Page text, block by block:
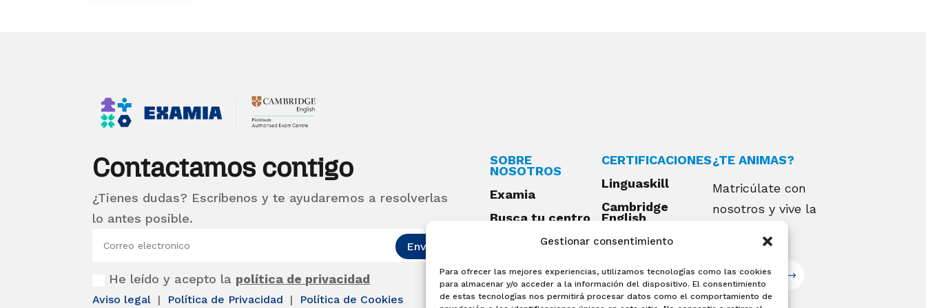
Gestionar consentimiento
Para ofrecer las mejores experiencias, utilizamos tecnologías como las cookies
para almacenar y/o acceder a la información del dispositivo. El consentimiento
de estas tecnologías nos permitirá procesar datos como el comportamiento de
Contactamos contigo
¿Tienes dudas? Escríbenos y te ayudaremos a resolverlas
lo antes posible.
He leído y acepto la política de privacidad
Enviar
Aviso legal | Política de Privacidad | Política de Cookies
SOBRE
NOSOTROS
Examia
Busca tu centro
Preguntas
Acceso centros
preparadores
CERTIFICACIONES
Linguaskill
Cambridge
English
¿TE ANIMAS?
Matricúlate con
nosotros y vive la
Matricúlate